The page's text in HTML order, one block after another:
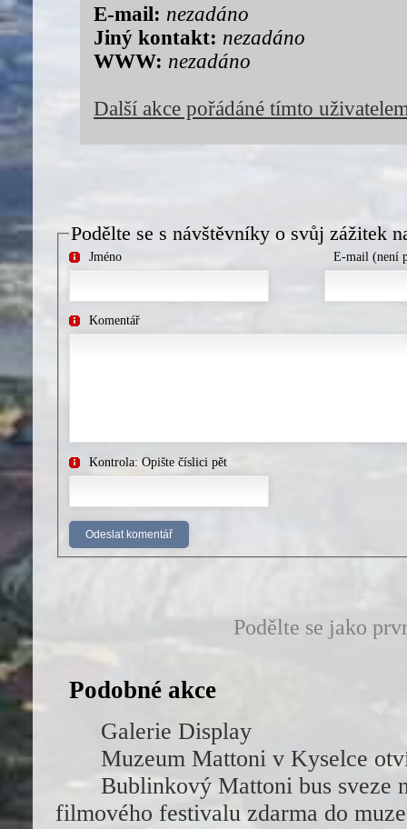
E-mail: nezadáno
Jiný kontakt: nezadáno
WWW: nezadáno
Další akce pořádáné tímto
Podělte se s návštěvníky o svůj zážitek
Jméno E-mail (není
Komentář
Kontrola: Opište číslici pět
Podělte se jako
Podobné akce
Galerie Display
Muzeum Mattoni v Kyselce
Bublinkový Mattoni bus sveze
filmového festivalu zdarma do